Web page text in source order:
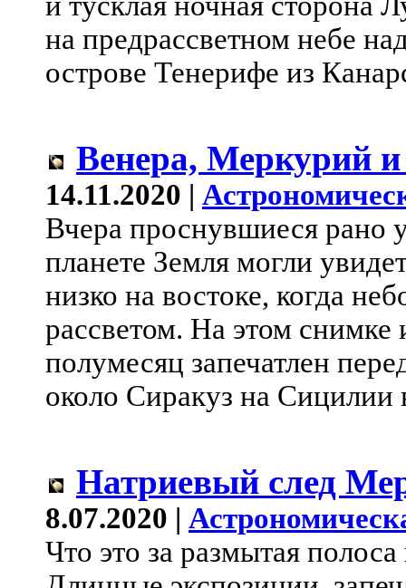
на предрассветном небе
острове Тенерифе из
Венера, Меркурий
14.11.2020 |
Вчера проснувшиеся рано
планете Земля могли
низко на востоке, когда
рассветом. На этом
полумесяц запечатлен
около Сиракуз на Сицилии
Натриевый след
8.07.2020 |
Что это за размытая